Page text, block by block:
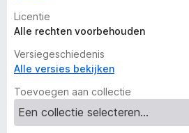
Licentie
Alle rechten voorbehouden
Versiegeschiedenis
Alle versies bekijken
Toevoegen aan collectie